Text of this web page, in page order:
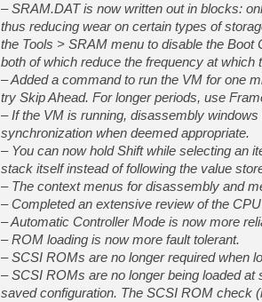
– SRAM.DAT is now written out in blocks:
thus reducing wear on certain types of
the Tools > SRAM menu to disable the
both of which reduce the frequency at which
– Added a command to run the VM for one
try Skip Ahead. For longer periods, use
– If the VM is running, disassembly
synchronization when deemed appropriate.
– You can now hold Shift while selecting an
stack itself instead of following the value
– The context menus for disassembly and
– Completed an extensive review of the
– Automatic Controller Mode is now more
– ROM loading is now more fault tolerant.
– SCSI ROMs are no longer required when
– SCSI ROMs are no longer being loaded
saved configuration. The SCSI ROM check